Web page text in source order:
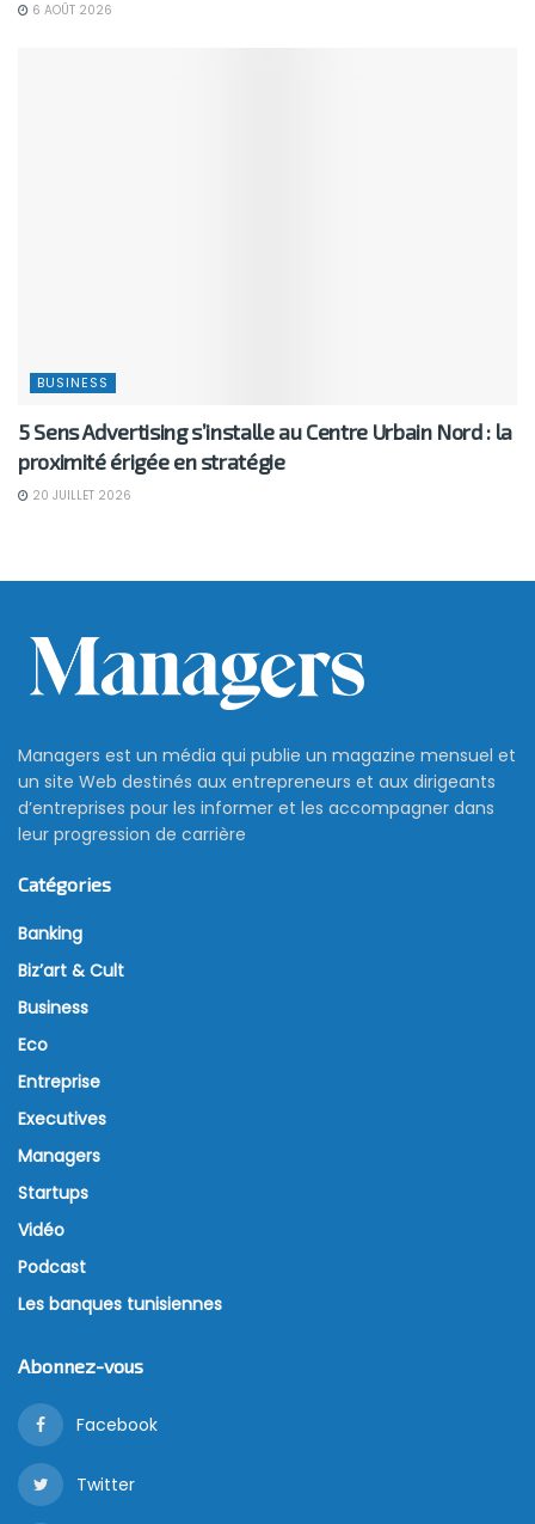
6 AOÛT 2026
BUSINESS
5 Sens Advertising s’installe au Centre Urbain Nord : la
proximité érigée en stratégie
20 JUILLET 2026
Managers est un média qui publie un magazine mensuel et
un site Web destinés aux entrepreneurs et aux dirigeants
d’entreprises pour les informer et les accompagner dans
leur progression de carrière
Catégories
Banking
Biz’art & Cult
Business
Eco
Entreprise
Executives
Managers
Startups
Vidéo
Podcast
Les banques tunisiennes
Abonnez-vous
Facebook
Twitter